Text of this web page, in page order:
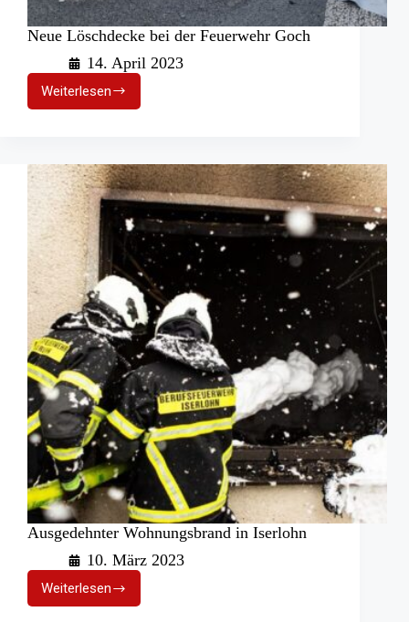
Neue Löschdecke bei der Feuerwehr Goch
14. April 2023
Weiterlesen
Neue
Löschdecke
Feuerwehr
Goch
Ausgedehnter Wohnungsbrand in Iserlohn
10. März 2023
WeiterlesenAusgedehnter
Wohnungsbrand